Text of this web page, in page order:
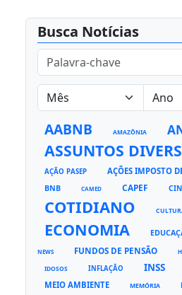
Busca Notícias
AABNB AMAZÔNIA
ASSUNTOS
AÇÃO PASEP AÇÕES IMPOSTO
BNB CAMED CAPEF
COTIDIANO
ECONOMIA
NEWS FUNDOS DE PENSÃO
IDOSOS INFLAÇÃO INSS
MEIO AMBIENTE MEMÓRIA